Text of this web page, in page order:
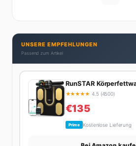
dran. Wenn Maik nicht gerade
aus der Promi-Welt aufspürt
Lifestyle-Empfehlungen
ihn beim Wandern in den
mit Freunden oder auf der
perfekten Espresso. Sein Motto:
UNSERE EMPFEHLUNGEN
Passend zum Artikel
RunSTAR
★★★★★ 4.5 (4500)
€135
Prime Kostenlose Lieferung